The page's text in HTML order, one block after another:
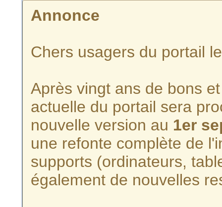
Annonce
Chers usagers du portail
Après vingt ans de bons
actuelle du portail sera
nouvelle version au 1er
une refonte complète de
supports (ordinateurs,
également de nouvelles